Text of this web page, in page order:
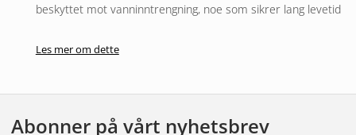
beskyttet mot vanninntrengning, noe som sikrer lang levetid
gjør den kompatibel med personbiler, tilhengere, lastebiler
Strømforbruket er lavt – kun 0,05 A ved både 13,8 V og 28 V
av det elektriske systemet.
Les mer om dette
Abonner på vårt nyhetsbrev